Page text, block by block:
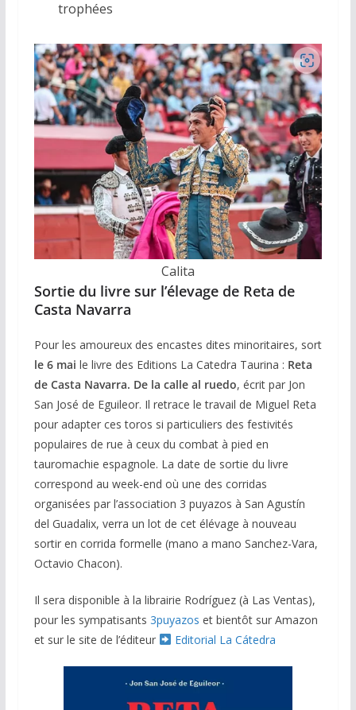
trophées
Calita
Sortie du livre sur l’élevage de Reta de
Casta Navarra
Pour les amoureux des encastes dites minoritaires, sort
le 6 mai le livre des Editions La Catedra Taurina : Reta
de Casta Navarra. De la calle al ruedo, écrit par Jon
San José de Eguileor. Il retrace le travail de Miguel Reta
pour adapter ces toros si particuliers des festivités
populaires de rue à ceux du combat à pied en
tauromachie espagnole. La date de sortie du livre
correspond au week-end où une des corridas
organisées par l’association 3 puyazos à San Agustín
del Guadalix, verra un lot de cet élévage à nouveau
sortir en corrida formelle (mano a mano Sanchez-Vara,
Octavio Chacon).
Il sera disponible à la librairie Rodríguez (à Las Ventas),
pour les sympatisants 3puyazos et bientôt sur Amazon
et sur le site de l’éditeur
Editorial La Cátedra